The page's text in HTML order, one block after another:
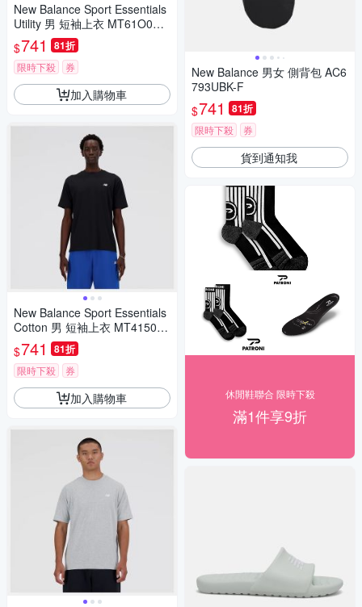
New Balance Sport Essentials
Utility 男 短袖上衣 MT61O0U4
AG-F
$741 81折
限時下殺 券
加入購物車
New Balance Sport Essentials
Cotton 男 短袖上衣 MT41509B
K-F
$741 81折
限時下殺 券
加入購物車
New Balance 男女 側背包 AC6
793UBK-F
$741 81折
限時下殺 券
貨到通知我
休閒鞋聯合 限時下殺
滿1件享9折